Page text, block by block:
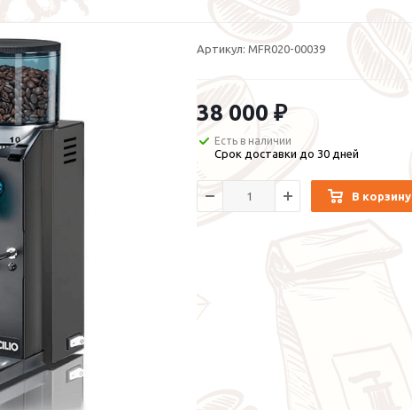
Артикул: MFR020-00039
38 000 ₽
Есть в наличии
Срок доставки до 30 дней
В корзину